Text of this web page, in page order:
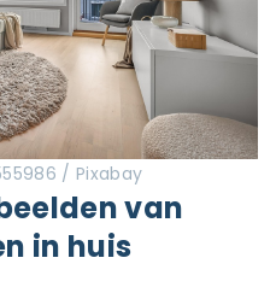
/ Pixabay
van
in huis